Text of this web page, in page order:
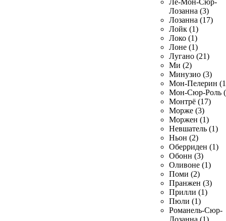
Ле-Мон-Сюр-
Лозанна (3)
Лозанна (17)
Лойк (1)
Локо (1)
Лоне (1)
Лугано (21)
Ми (2)
Минузио (3)
Мон-Пелерин
Мон-Сюр-Роль
Монтрё (17)
Морже (3)
Моржен (1)
Невшатель (1)
Ньон (2)
Оберриден (1)
Обонн (3)
Оливоне (1)
Поми (2)
Пранжен (3)
Прилли (1)
Пюли (1)
Романель-Сюр-
Лозанна (1)